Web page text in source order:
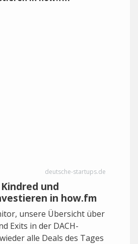
deutsche-startups.de
und
in how.fm
unsere Übersicht über
Exits in der DACH-
alle Deals des Tages